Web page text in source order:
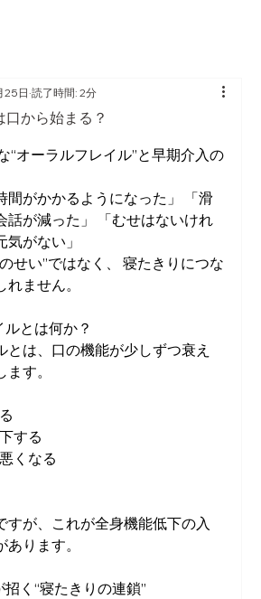
口から始まる？
25日読了時間: 2分
と評価されています。
“オーラルフレイル”と早期介入の
間がかかるようになった」 「滑
話が減った」 「むせはないけれ
がない」
せい”ではなく、 寝たきりにつな
ません。
とは何か？
とは、口の機能が少しずつ衰え
す。
する
くなる
すが、これが全身機能低下の入
ります。
く“寝たきりの連鎖”